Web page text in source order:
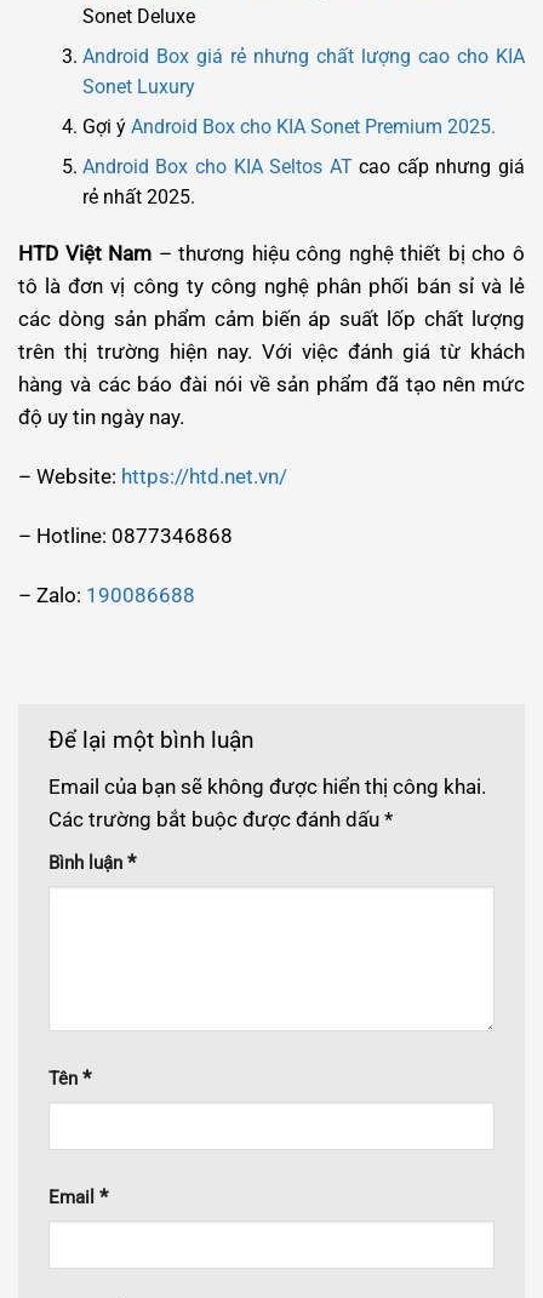
Sonet Deluxe
Android Box giá rẻ nhưng chất lượng cao cho KIA
Sonet Luxury
Gợi ý Android Box cho KIA Sonet Premium 2025.
Android Box cho KIA Seltos ATcao cấp nhưng giá
rẻ nhất 2025.
HTD Việt Nam – thương hiệu công nghệ thiết bị cho ô
tô là đơn vị công ty công nghệ phân phối bán sỉ và lẻ
các dòng sản phẩm cảm biến áp suất lốp chất lượng
trên thị trường hiện nay. Với việc đánh giá từ khách
hàng và các báo đài nói về sản phẩm đã tạo nên mức
độ uy tin ngày nay.
– Website: https://htd.net.vn/
– Hotline: 0877346868
– Zalo: 190086688
Để lại một bình luận
Email của bạn sẽ không được hiển thị công khai.
Các trường bắt buộc được đánh dấu *
Bình luận *
Tên *
Email *